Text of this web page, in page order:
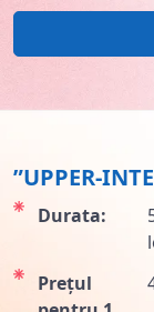
”UPPER-
Durata:
Prețul